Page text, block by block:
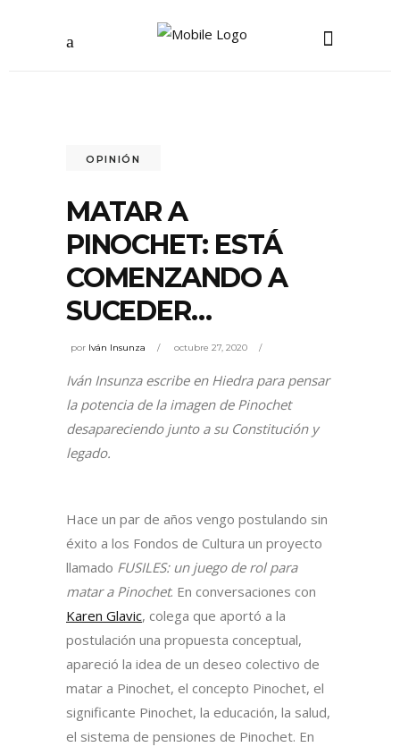
OPINIÓN
MATAR A
PINOCHET: ESTÁ
COMENZANDO A
SUCEDER…
por Iván Insunza octubre 27, 2020
Iván Insunza escribe en Hiedra para pensar
la potencia de la imagen de Pinochet
desapareciendo junto a su Constitución y
legado.
Hace un par de años vengo postulando sin
éxito a los Fondos de Cultura un proyecto
llamado FUSILES: un juego de rol para
matar a Pinochet. En conversaciones con
Karen Glavic, colega que aportó a la
postulación una propuesta conceptual,
apareció la idea de un deseo colectivo de
matar a Pinochet, el concepto Pinochet, el
significante Pinochet, la educación, la salud,
el sistema de pensiones de Pinochet. En